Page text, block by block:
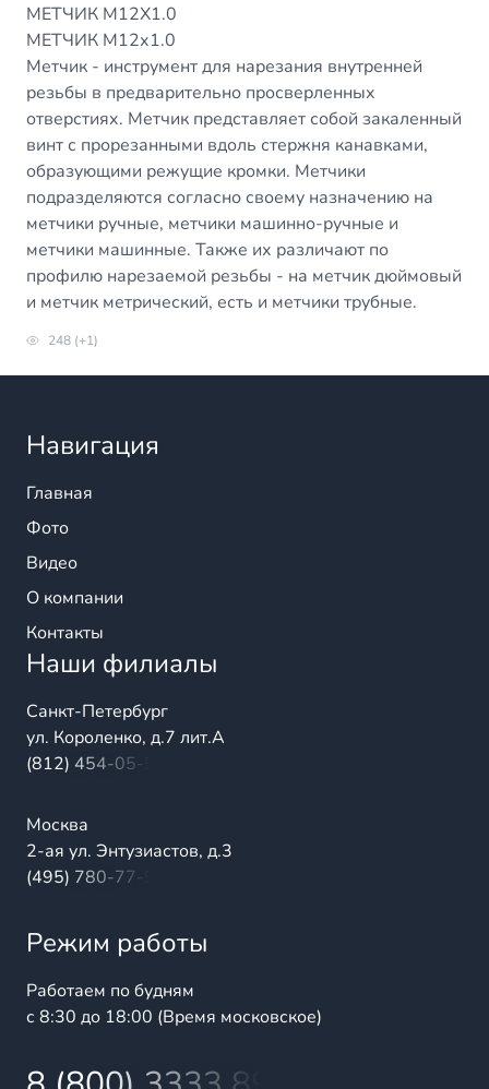
МЕТЧИК М12Х1.0
МЕТЧИК М12х1.0
Метчик - инструмент для нарезания внутренней
резьбы в предварительно просверленных
отверстиях. Метчик представляет собой закаленный
винт с прорезанными вдоль стержня канавками,
образующими режущие кромки. Метчики
подразделяются согласно своему назначению на
метчики ручные, метчики машинно-ручные и
метчики машинные. Также их различают по
профилю нарезаемой резьбы - на метчик дюймовый
и метчик метрический, есть и метчики трубные.
248 (+1)
Навигация
Главная
Фото
Видео
О компании
Контакты
Наши филиалы
Санкт-Петербург
ул. Короленко, д.7 лит.А
(812) 454-05-54
Москва
2-ая ул. Энтузиастов, д.3
(495) 780-77-98
Режим работы
Работаем по будням
с 8:30 до 18:00 (Время московское)